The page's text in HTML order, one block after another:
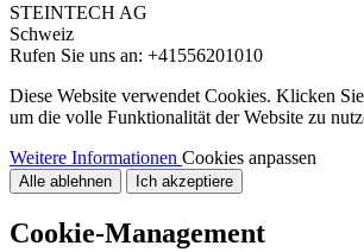
STEINTECH AG
Schweiz
Rufen Sie uns an: +41556201010
Diese Website verwendet Cookies. Klicken
um die volle Funktionalität der Website zu
Weitere Informationen Cookies anpassen
Alle ablehnen Ich akzeptiere
Cookie-Management